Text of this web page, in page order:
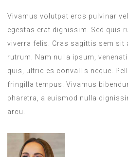
Vivamus volutpat eros pulvinar
egestas erat dignissim. Sed quis
viverra felis. Cras sagittis sem sit
rutrum. Nam nulla ipsum,
quis, ultricies convallis neque.
fringilla tempus. Vivamus
pharetra, a euismod nulla
arcu.